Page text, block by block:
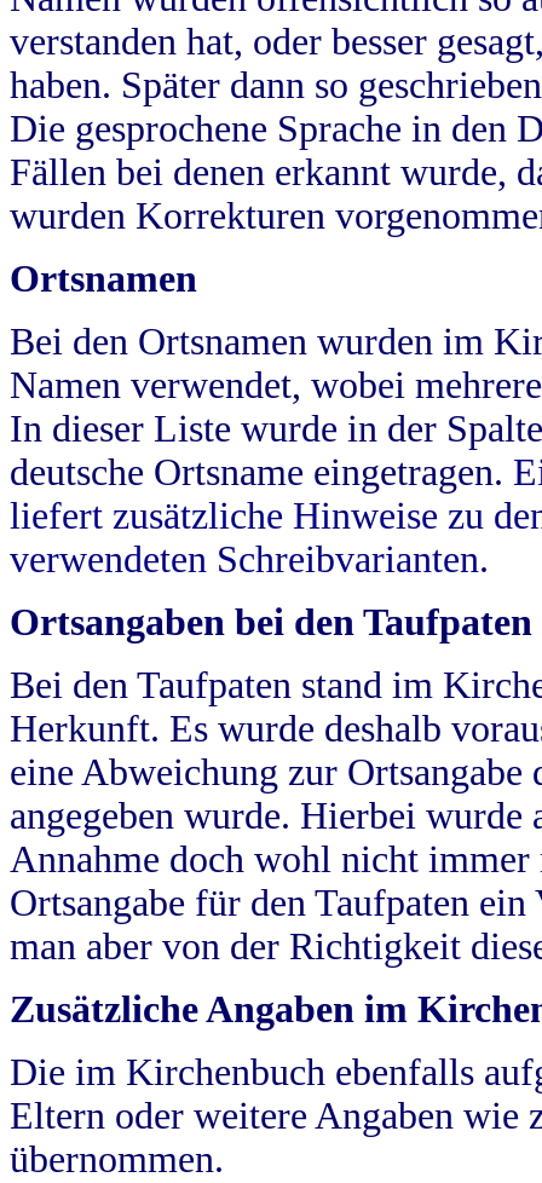
verstanden hat, oder besser
haben. Später dann so
Die gesprochene Sprache in
Fällen bei denen erkannt wurde,
wurden Korrekturen
Ortsnamen
Bei den Ortsnamen wurden im
Namen verwendet, wobei
In dieser Liste wurde in der
deutsche Ortsname eingetragen.
liefert zusätzliche Hinweise zu
verwendeten Schreibvarianten.
Ortsangaben bei den Taufpaten
Bei den Taufpaten stand im
Herkunft. Es wurde deshalb
eine Abweichung zur
angegeben wurde. Hierbei wurde
Annahme doch wohl nicht
Ortsangabe für den Taufpaten
man aber von der Richtigkeit
Zusätzliche Angaben im
Die im Kirchenbuch ebenfalls
Eltern oder weitere Angaben wie
übernommen.